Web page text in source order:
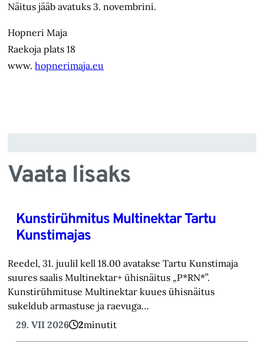
Näitus jääb avatuks 3. novembrini.
Hopneri Maja
Raekoja plats 18
www.hopnerimaja.eu
Vaata lisaks
Kunstirühmitus Multinektar Tartu
Kunstimajas
Reedel, 31. juulil kell 18.00 avatakse Tartu Kunstimaja
suures saalis Multinektar+ ühisnäitus „P*RN*”.
Kunstirühmituse Multinektar kuues ühisnäitus
sukeldub armastuse ja raevuga…
29. VII 2026
2minutit